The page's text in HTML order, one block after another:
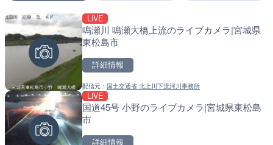
LIVE
鳴瀬川 鳴瀬大橋上流のライブカメラ|宮城県
東松島市
詳細情報
配信元：国土交通省 北上川下流河川事務所
LIVE
国道45号 小野のライブカメラ|宮城県東松島
市
詳細情報
長尾川 水梨橋のライブカ
配信元：静岡県交通基盤部河川砂防局土
巴川 能島雨量水位観測局
南出川水門付近のライブ
配信元：日高町役場
比井川水門付近から比井